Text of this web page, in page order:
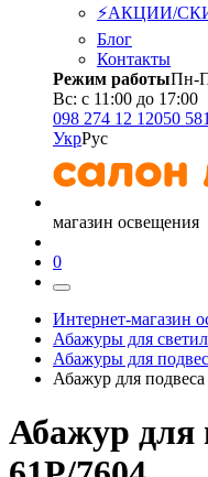
⚡АКЦИИ/
Блог
Контакты
Режим работыПн-
Вс: с 11:00 до 17:00
098 274 12 12050
УкрРус
магазин освещения
0
Интернет-магазин
Абажуры для
Абажуры для
Абажур для подвеса
Абажур для